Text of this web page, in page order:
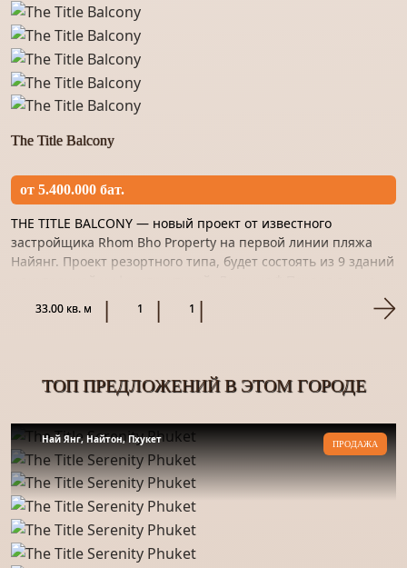
The Title Balcony
от 5.400.000 бат.
THE TITLE BALCONY — новый проект от известного
застройщика Rhom Bho Property на первой линии пляжа
Найянг. Проект резортного типа, будет состоять из 9 зданий
33.00 кв. м 1 1
ТОП ПРЕДЛОЖЕНИЙ В ЭТОМ ГОРОДЕ
Най Янг, Найтон, Пхукет ПРОДАЖА